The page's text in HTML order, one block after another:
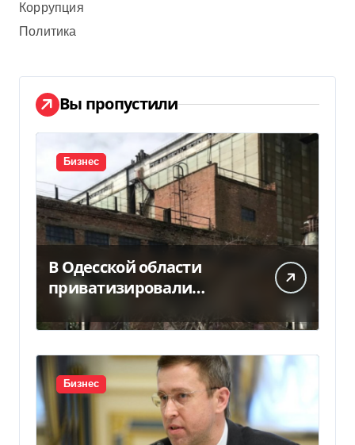
Коррупция
Политика
Вы пропустили
Бизнес
В Одесской области
приватизировали
«Хлебную базу №77» за
5,7 млн грн
Бизнес